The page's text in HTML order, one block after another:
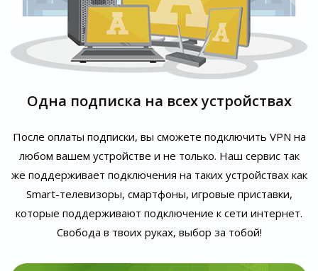
Одна подписка на всех устройствах
После оплаты подписки, вы сможете подключить VPN на
любом вашем устройстве и не только. Наш сервис так
же поддерживает подключения на таких устройствах как
Smart-телевизоры, смартфоны, игровые приставки,
которые поддерживают подключение к сети интернет.
Свобода в твоих руках, выбор за тобой!